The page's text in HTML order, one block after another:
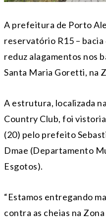
A prefeitura de Porto
reservatório R15 –
reduz alagamentos nos
Santa Maria Goretti, na
A estrutura, localizada
Country Club, foi
(20) pelo prefeito
Dmae (Departamento
Esgotos).
“Estamos entregando
contra as cheias na